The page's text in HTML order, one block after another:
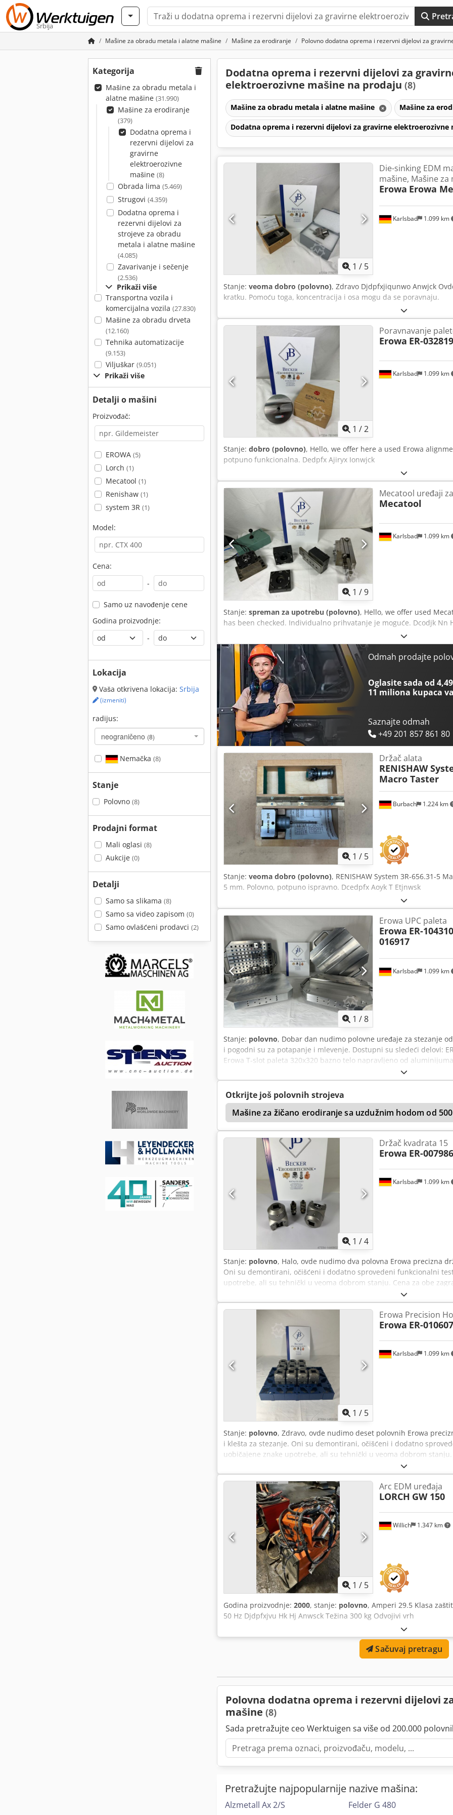
Srbija
Mašine za obradu metala i alatne mašine Mašine za erodiranje Polovno dodatna oprema i rezervni dijelovi za
Kategorija
Mašine za obradu metala i
alatne mašine (31.990)
Mašine za erodiranje
(379)
Dodatna oprema i
rezervni dijelovi za
gravirne
elektroerozivne
mašine (8)
Obrada lima (5.469)
Strugovi (4.359)
Dodatna oprema i
rezervni dijelovi za
strojeve za obradu
metala i alatne mašine
(4.085)
Zavarivanje i sečenje
(2.536)
Prikaži više
Transportna vozila i
komercijalna vozila (27.830)
Mašine za obradu drveta
(12.160)
Tehnika automatizacije
(9.153)
Viljuškar (9.051)
Prikaži više
Detalji o mašini
Proizvođač:
EROWA (5)
Lorch (1)
Mecatool (1)
Renishaw (1)
system 3R (1)
Model:
Cena:
-
Samo uz navođenje cene
Godina proizvodnje:
-
Lokacija
Vaša otkrivena lokacija: Srbija
(izmeniti)
radijus:
neograničeno (8)
Nemačka (8)
Stanje
Polovno (8)
Prodajni format
Mali oglasi (8)
Aukcije (0)
Detalji
Samo sa slikama (8)
Samo sa video zapisom (0)
Samo ovlašćeni prodavci (2)
Dodatna oprema i rezervni dijelovi za
elektroerozivne mašine na prodaju (8)
Mašine za obradu metala i alatne mašine Mašine za
Dodatna oprema i rezervni dijelovi za gravirne elektroerozivne
1 / 5
Karlsbad 1.099 km
Die-sinking EDM
mašine, Mašine za
Erowa Erowa
Stanje: veoma dobro (polovno), Zdravo Djdpfxjiqunwo Anwjck
kratku. Pomoću toga, koncentracija i osa mogu da se poravnaju.
1 /2
Karlsbad 1.099 km
Poravnavanje
Erowa ER-032819
Stanje: dobro (polovno), Hello, we offer here a used Erowa
potpuno funkcionalna. Dedpfx Ajiryx Ionwjck
1 /9
Karlsbad 1.099 km
Mecatool uređaji
Mecatool
Stanje: spreman za upotrebu (polovno), Hello, we offer used
has been checked. Individualno prihvatanje je moguće. Dcodjk Nn
Odmah prodajte
Oglasite sada od
11 miliona kupaca
Saznajte odmah
+49 201 857 861 80
1 / 5
Burbach 1.224 km
Držač alata
RENISHAW
Macro Taster
Stanje: veoma dobro (polovno), RENISHAW System 3R-656.31-5
5 mm. Polovno, potpuno ispravno. Dcedpfx Aoyk T Etjnwsk
1 /8
Karlsbad 1.099 km
Erowa UPC paleta
Erowa ER-
016917
Stanje: polovno, Dobar dan nudimo polovne uređaje za stezanje
i pogodni su za potapanje i mlevenje. Dostupni su sledeći delovi:
Erowa T-slot paleta 320x320 bazno telo napravljeno od
UPC Paleta Alu 320 x 320 x 40 sa trakom za stezanje Dcsdpfx Ajtk
Pored toga, izvršen je i funkcionalan test. Uređaji za stezanje
veoma dobrom stanju. Individualno prihvatanje je takođe moguće.
Imate li pitanja u vezi ovoga? Onda smo vam na raspolaganju.
Otkrijte još polovnih strojeva
Mašine za žičano erodiranje sa uzdužnim hodom od
1 /4
Karlsbad 1.099 km
Držač kvadrata 15
Erowa ER-007986
Stanje: polovno, Halo, ovde nudimo dva polovna Erowa precizna
Oni su demontirani, očišćeni i dodatno sprovedeni funkcionalni
upotrebe, ali su tehnički u veoma dobrom stanju. Cena za obe
Ukoliko imate bilo kakvih pitanja, molimo vas da se ne ustručavate
po dodatnoj ceni. Dedpfx Anjq Hu S Djweck
1 / 5
Karlsbad 1.099 km
Erowa Precision
Erowa ER-010607
Stanje: polovno, Zdravo, ovde nudimo deset polovnih Erowa
i klešta za stezanje. Oni su demontirani, očišćeni i dodatno
uobičajene znake upotrebe, ali su tehnički u veoma dobrom
PDV. Ukoliko imate bilo kakvih pitanja, molimo vas da se ne
dostupna po dodatnoj ceni. Djdpfjq Turijx Anweck
1 / 5
Willich 1.347 km
Arc EDM uređaja
LORCH GW 150
Godina proizvodnje: 2000, stanje: polovno, Amperi 29.5 Klasa
50 Hz Djdpfxjvu Hk Hj Anwsck Težina 300 kg Odvojivi vrh
Sačuvaj pretragu
Polovna dodatna oprema i rezervni dijelovi
mašine (8)
Sada pretražujte ceo Werktuigen sa više od 200.000
Pretražujte najpopularnije nazive mašina:
Alzmetall Ax 2/S Felder G 480